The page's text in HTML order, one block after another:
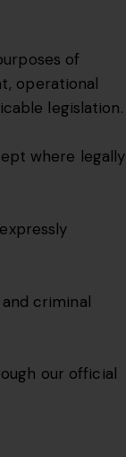
of
operational
legislation.
where legally
criminal
our official